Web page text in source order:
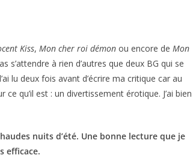
Kiss, Mon cher roi démon ou encore de Mon
s’attendre à rien d’autres que deux BG qui se
lu deux fois avant d’écrire ma critique car au
qu’il est : un divertissement érotique. J’ai bien
nuits d’été. Une bonne lecture que je
efficace.